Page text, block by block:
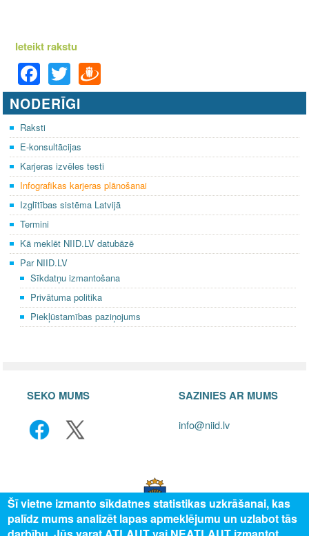
Ieteikt rakstu
F
a
c
e
b
o
o
k
T
wi
tt
er
ra
u
gi
e
m
NODERĪGI
Raksti
E-konsultācijas
Karjeras izvēles testi
Infografikas karjeras plānošanai
Izglītības sistēma Latvijā
Termini
Kā meklēt NIID.LV datubāzē
Par NIID.LV
Sīkdatņu izmantošana
Privātuma politika
Piekļūstamības paziņojums
SEKO MUMS SAZINIES AR MUMS
info@niid.lv
Šī vietne izmanto sīkdatnes statistikas uzkrāšanai, kas
palīdz mums analizēt lapas apmeklējumu un uzlabot tās